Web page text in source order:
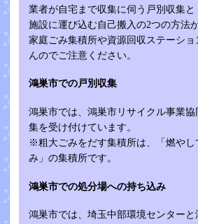
業者が自宅まで収集に伺う戸別収集と
施設に運び込む自己搬入の2つの方法
家庭ごみ集積所や資源回収ステーシ
んのでご注意ください。
鴻巣市での戸別収集
鴻巣市では、鴻巣市リサイクル事業協
集を受け付けています。
※粗大ごみをだす集積所は、「燃やし
み」の集積所です。
鴻巣市での処分場への持ち込み
鴻巣市では、埼玉中部環境センター